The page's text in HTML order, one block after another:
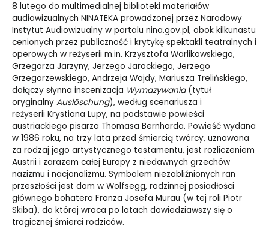
8 lutego do multimedialnej biblioteki materiałów
audiowizualnych NINATEKA prowadzonej przez Narodowy
Instytut Audiowizualny w portalu nina.gov.pl, obok kilkunastu
cenionych przez publiczność i krytykę spektakli teatralnych i
operowych w reżyserii m.in. Krzysztofa Warlikowskiego,
Grzegorza Jarzyny, Jerzego Jarockiego, Jerzego
Grzegorzewskiego, Andrzeja Wajdy, Mariusza Trelińskiego,
dołączy słynna inscenizacja Wymazywania (tytuł
oryginalny Auslöschung), według scenariusza i
reżyserii Krystiana Lupy, na podstawie powieści
austriackiego pisarza Thomasa Bernharda. Powieść wydana
w 1986 roku, na trzy lata przed śmiercią twórcy, uznawana
za rodzaj jego artystycznego testamentu, jest rozliczeniem
Austrii i zarazem całej Europy z niedawnych grzechów
nazizmu i nacjonalizmu. Symbolem niezabliźnionych ran
przeszłości jest dom w Wolfsegg, rodzinnej posiadłości
głównego bohatera Franza Josefa Murau (w tej roli Piotr
Skiba), do której wraca po latach dowiedziawszy się o
tragicznej śmierci rodziców.